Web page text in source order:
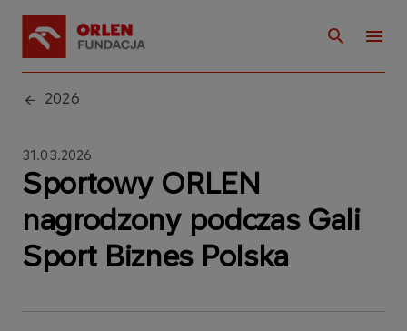
2026
31.03.2026
Sportowy ORLEN
nagrodzony podczas Gali
Sport Biznes Polska